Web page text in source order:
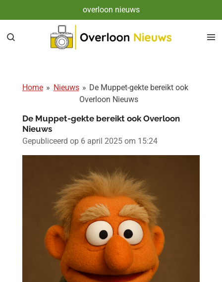
direct
naar
overloon nieuws
Home » Nieuws » De Muppet-gekte bereikt ook
Overloon Nieuws
De Muppet-gekte bereikt ook Overloon
Nieuws
Gepubliceerd op 6 april 2025 om 15:24